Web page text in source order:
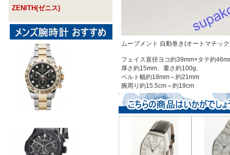
ZENITH(ゼニス)
ムーブメント 自動巻き(オートマチッ
フェイス直径ヨコ約39mm×タテ約
厚さ約15mm、重さ約100g、
ベルト幅約18mm～約21mm
腕周り約15.5cm～約19cm